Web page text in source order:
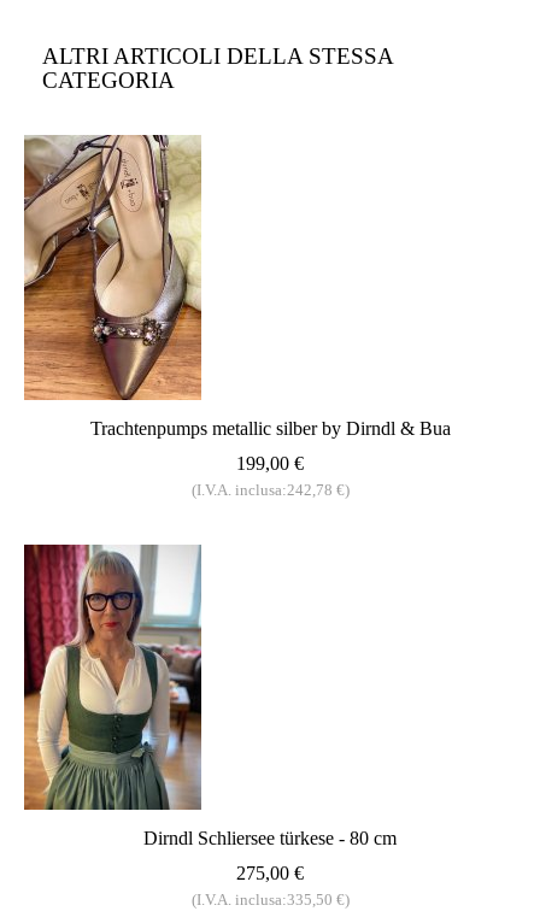
ALTRI ARTICOLI DELLA STESSA
CATEGORIA
Trachtenpumps metallic silber by Dirndl & Bua
199,00 €
(I.V.A. inclusa:242,78 €)
Dirndl Schliersee türkese - 80 cm
275,00 €
(I.V.A. inclusa:335,50 €)